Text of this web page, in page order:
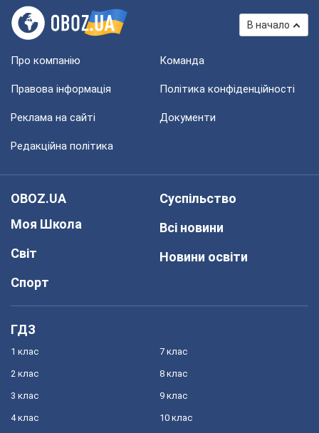
В начало
Про компанію Команда
Правова інформація Політика конфіденційності
Реклама на сайті Документи
Редакційна політика
OBOZ.UA
Моя Школа
Світ
Спорт
Суспільство
Всі новини
Новини освіти
ГДЗ
1 клас
2 клас
3 клас
4 клас
7 клас
8 клас
9 клас
10 клас